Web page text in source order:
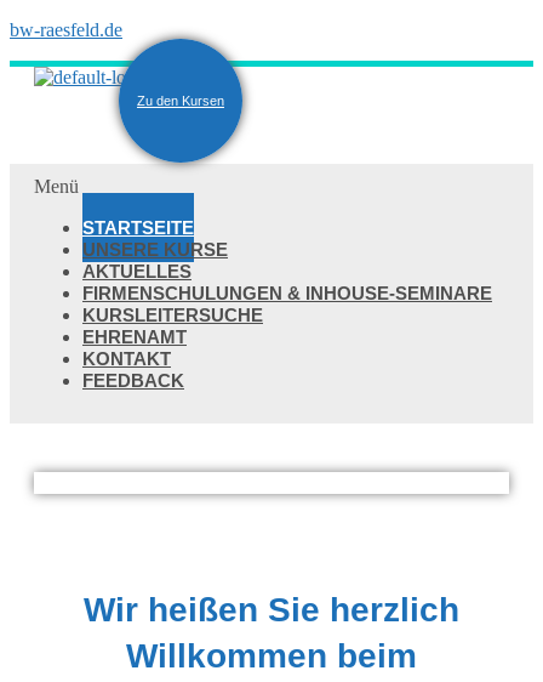
bw-raesfeld.de
Zu den Kursen
Menü
STARTSEITE
UNSERE KURSE
AKTUELLES
FIRMENSCHULUNGEN & INHOUSE-SEMINARE
KURSLEITERSUCHE
EHRENAMT
KONTAKT
FEEDBACK
Wir heißen Sie herzlich
Willkommen beim